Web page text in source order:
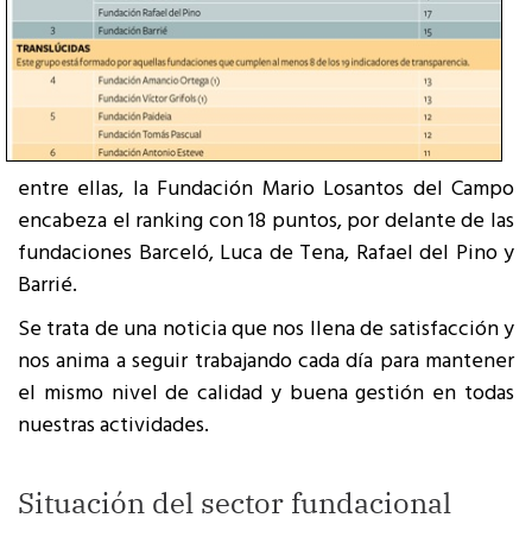
entre ellas, la Fundación Mario Losantos del Campo
encabeza el ranking con 18 puntos, por delante de las
fundaciones Barceló, Luca de Tena, Rafael del Pino y
Barrié.
Se trata de una noticia que nos llena de satisfacción y
nos anima a seguir trabajando cada día para mantener
el mismo nivel de calidad y buena gestión en todas
nuestras actividades.
Situación del sector fundacional